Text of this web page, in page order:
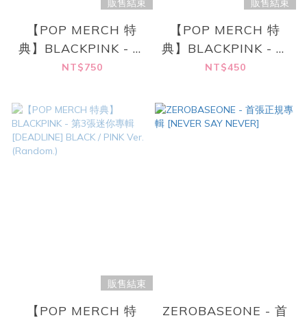
販售結束
【POP MERCH 特
典】BLACKPINK - 第
3張迷你專輯
Ver.
NT$750
販售結束
【POP MERCH 特
典】BLACKPINK - 第
3張迷你專輯
Ver. (Random.)
NT$450
販售結束
【POP MERCH 特
ZEROBASEONE - 首